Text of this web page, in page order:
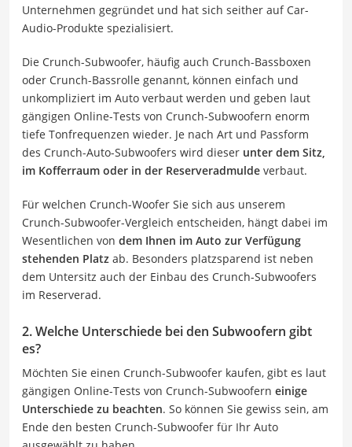
Unternehmen gegründet und hat sich seither auf Car-
Audio-Produkte spezialisiert.
Die Crunch-Subwoofer, häufig auch Crunch-Bassboxen
oder Crunch-Bassrolle genannt, können einfach und
unkompliziert im Auto verbaut werden und geben laut
gängigen Online-Tests von Crunch-Subwoofern enorm
tiefe Tonfrequenzen wieder. Je nach Art und Passform
des Crunch-Auto-Subwoofers wird dieser unter dem Sitz,
im Kofferraum oder in der Reserveradmulde verbaut.
Für welchen Crunch-Woofer Sie sich aus unserem
Crunch-Subwoofer-Vergleich entscheiden, hängt dabei im
Wesentlichen von dem Ihnen im Auto zur Verfügung
stehenden Platz ab. Besonders platzsparend ist neben
dem Untersitz auch der Einbau des Crunch-Subwoofers
im Reserverad.
2. Welche Unterschiede bei den Subwoofern gibt
es?
Möchten Sie einen Crunch-Subwoofer kaufen, gibt es laut
gängigen Online-Tests von Crunch-Subwoofern einige
Unterschiede zu beachten. So können Sie gewiss sein, am
Ende den besten Crunch-Subwoofer für Ihr Auto